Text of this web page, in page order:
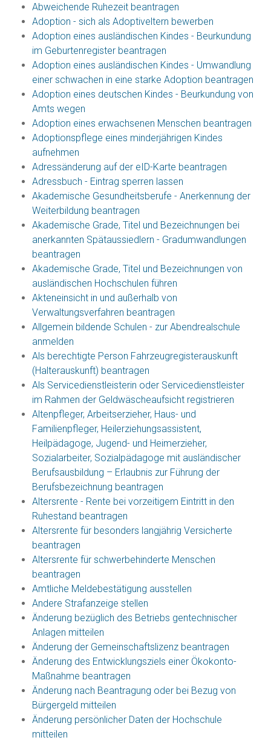
Abweichende Ruhezeit beantragen
Adoption - sich als Adoptiveltern bewerben
Adoption eines ausländischen Kindes - Beurkundung
im Geburtenregister beantragen
Adoption eines ausländischen Kindes - Umwandlung
einer schwachen in eine starke Adoption beantragen
Adoption eines deutschen Kindes - Beurkundung von
Amts wegen
Adoption eines erwachsenen Menschen beantragen
Adoptionspflege eines minderjährigen Kindes
aufnehmen
Adressänderung auf der eID-Karte beantragen
Adressbuch - Eintrag sperren lassen
Akademische Gesundheitsberufe - Anerkennung der
Weiterbildung beantragen
Akademische Grade, Titel und Bezeichnungen bei
anerkannten Spätaussiedlern - Gradumwandlungen
beantragen
Akademische Grade, Titel und Bezeichnungen von
ausländischen Hochschulen führen
Akteneinsicht in und außerhalb von
Verwaltungsverfahren beantragen
Allgemein bildende Schulen - zur Abendrealschule
anmelden
Als berechtigte Person Fahrzeugregisterauskunft
(Halterauskunft) beantragen
Als Servicedienstleisterin oder Servicedienstleister
im Rahmen der Geldwäscheaufsicht registrieren
Altenpfleger, Arbeitserzieher, Haus- und
Familienpfleger, Heilerziehungsassistent,
Heilpädagoge, Jugend- und Heimerzieher,
Sozialarbeiter, Sozialpädagoge mit ausländischer
Berufsausbildung – Erlaubnis zur Führung der
Berufsbezeichnung beantragen
Altersrente - Rente bei vorzeitigem Eintritt in den
Ruhestand beantragen
Altersrente für besonders langjährig Versicherte
beantragen
Altersrente für schwerbehinderte Menschen
beantragen
Amtliche Meldebestätigung ausstellen
Andere Strafanzeige stellen
Änderung bezüglich des Betriebs gentechnischer
Anlagen mitteilen
Änderung der Gemeinschaftslizenz beantragen
Änderung des Entwicklungsziels einer Ökokonto-
Maßnahme beantragen
Änderung nach Beantragung oder bei Bezug von
Bürgergeld mitteilen
Änderung persönlicher Daten der Hochschule
mitteilen